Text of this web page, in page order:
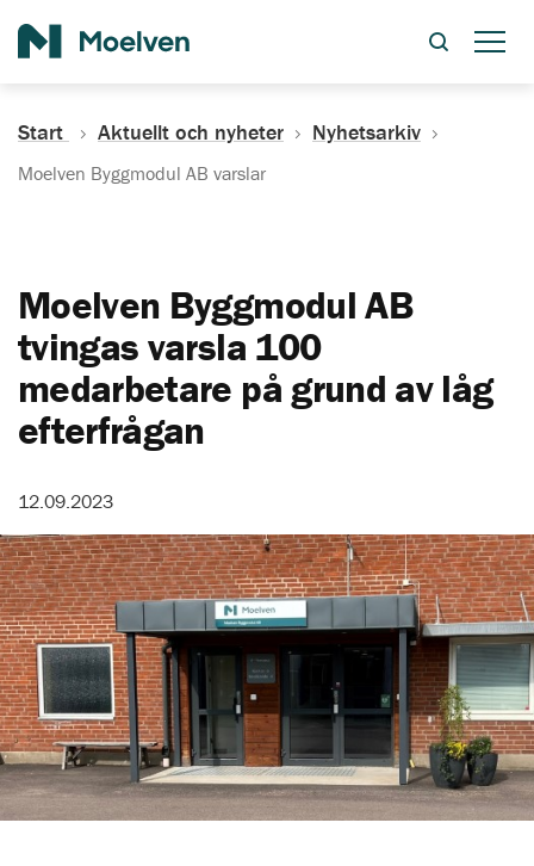
Start Aktuellt och nyheter Nyhetsarkiv
Moelven Byggmodul AB varslar
Moelven Byggmodul AB
tvingas varsla 100
medarbetare på grund av låg
efterfrågan
12.09.2023